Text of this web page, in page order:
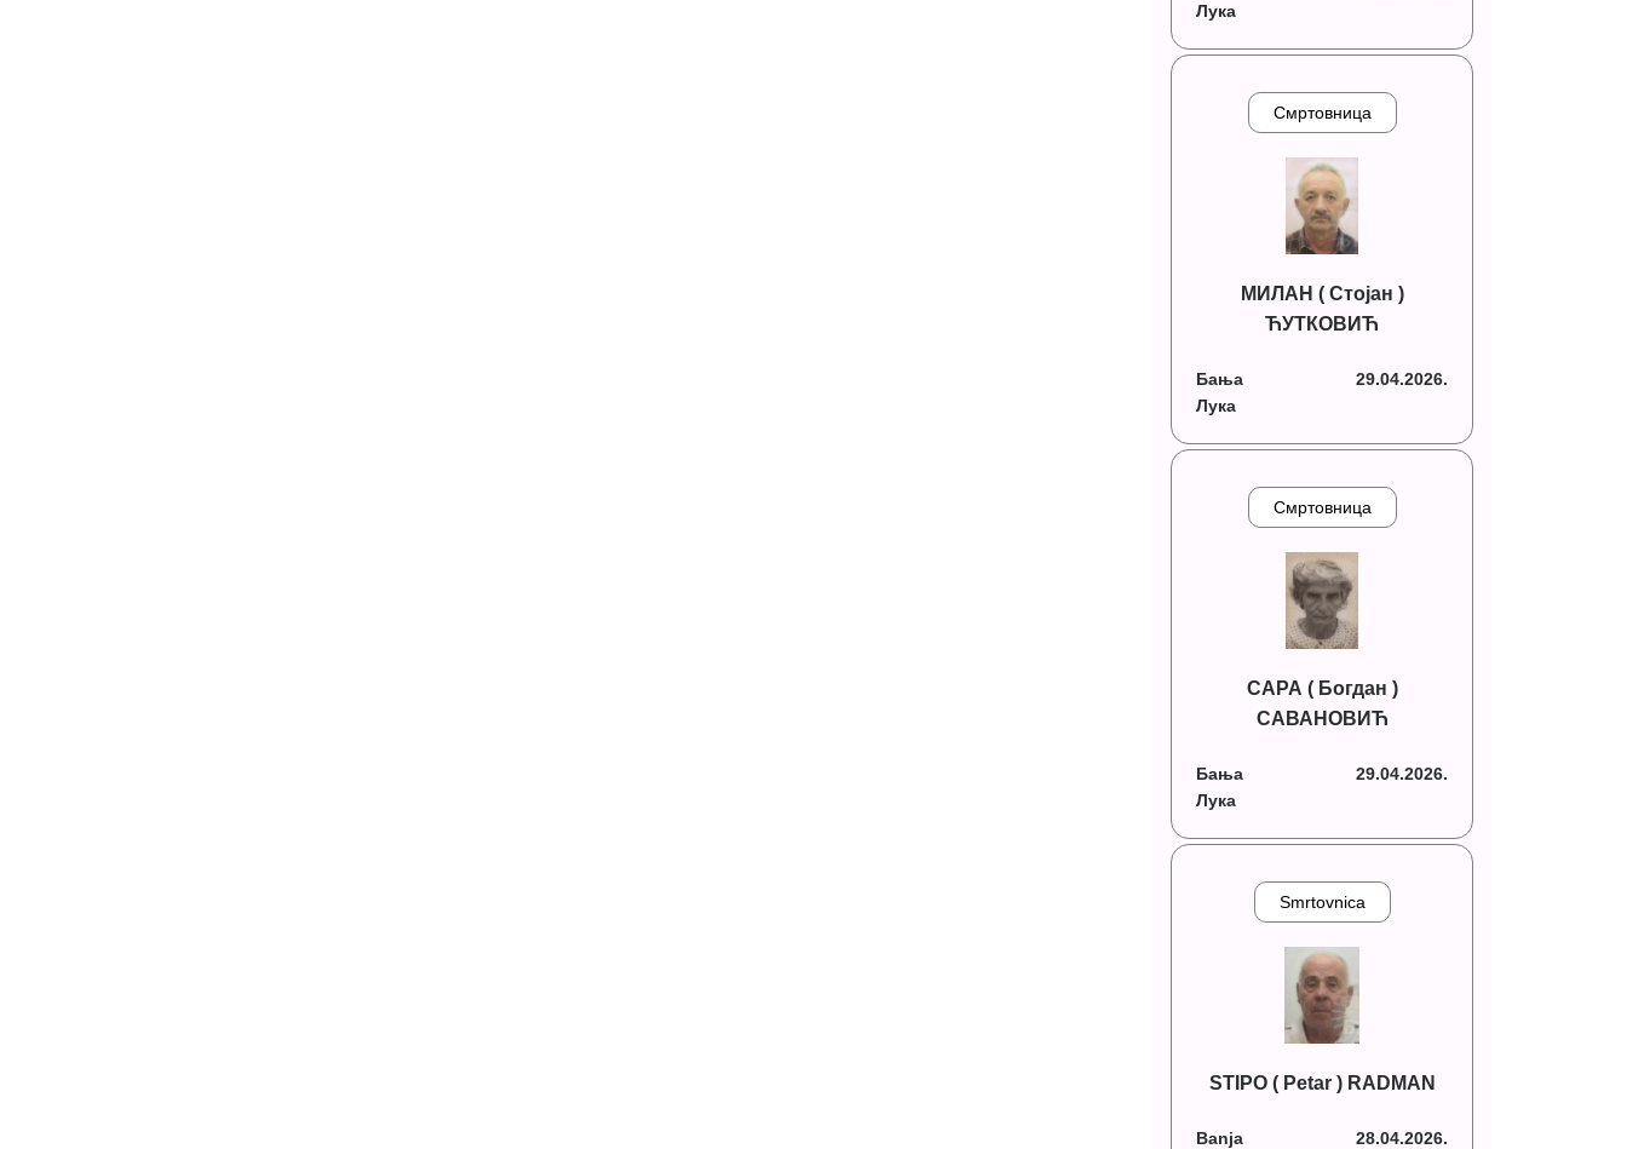
Лука
Смртовница
МИЛАН ( Стојан )
ЋУТКОВИЋ
Бања
Лука
29.04.2026.
Смртовница
САРА ( Богдан )
САВАНОВИЋ
Бања
Лука
29.04.2026.
Smrtovnica
STIPO ( Petar ) RADMAN
Banja 28.04.2026.